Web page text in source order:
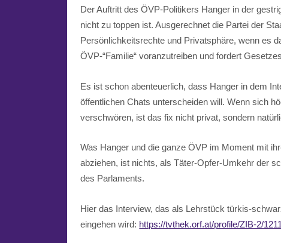
Der Auftritt des ÖVP-Politikers Hanger in der
nicht zu toppen ist. Ausgerechnet die Partei der
Persönlichkeitsrechte und Privatsphäre, wenn es
ÖVP-“Familie“ voranzutreiben und fordert
Es ist schon abenteuerlich, dass Hanger in dem
öffentlichen Chats unterscheiden will. Wenn sich
verschwören, ist das fix nicht privat, sondern
Was Hanger und die ganze ÖVP im Moment mit
abziehen, ist nichts, als Täter-Opfer-Umkehr der
des Parlaments.
Hier das Interview, das als Lehrstück türkis-
eingehen wird: https://tvthek.orf.at/profile/ZIB-2/